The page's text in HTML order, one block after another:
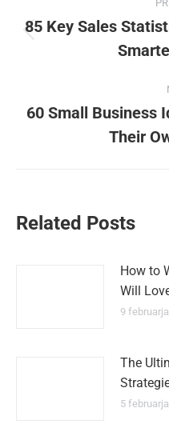
navigation
85 Key Sales
60 Small Business
Their
Related Posts
How to
Will
9
The
5